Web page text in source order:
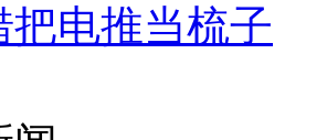
把电推当梳子